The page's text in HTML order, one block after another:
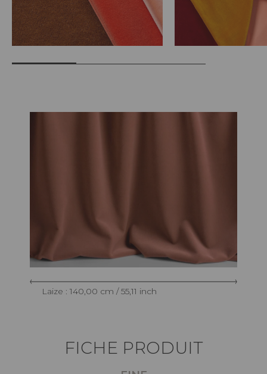
Laize : 140,00 cm / 55,11 inch
FICHE PRODUIT